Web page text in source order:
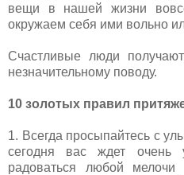
вещи в нашей жизни
окружаем себя ими вольно
Счастливые люди
незначительному поводу.
10 золотых правил
1. Всегда просыпайтесь с
сегодня вас ждет очень
радоваться любой